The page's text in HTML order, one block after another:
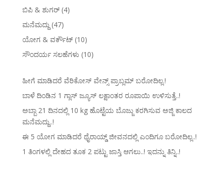
ಬಿಪಿ & ಶುಗರ್(4)
ಮನೆಮದ್ದು (47)
ಯೋಗ & ವರ್ಕೌಟ್(10)
ಸೌಂದರ್ಯ ಸಲಹೆಗಳು (10)
ಹೀಗೆ ಮಾಡಿದರೆ ವೆರಿಕೋಸ್‌ ವೇನ್ಸ್‌ ಪ್ರಾಬ್ಲಮ್‌ ಬರೋದಿಲ್ಲ.!
ಬಾಳೆ ದಿಂಡಿನ 1 ಗ್ಲಾಸ್ ಜ್ಯೂಸ್ ಲಕ್ಷಾಂತರ ರೂಪಾಯಿ ಉಳಿಸುತ್ತೆ..!
ಅಬ್ಬಾ 21 ದಿನದಲ್ಲಿ 10 kg ಹೊಟ್ಟೆಯ ಬೊಜ್ಜು ಕರಗಿಸುವ ಅಜ್ಜಿ ಕಾಲದ
ಮನೆಮದ್ದು..!
ಈ 5 ಯೋಗ ಮಾಡಿದರೆ ಥೈರಾಯ್ಡ್‌ ಜೀವನದಲ್ಲಿ ಎಂದಿಗೂ ಬರೋದಿಲ್ಲ..!
1 ತಿಂಗಳಲ್ಲಿ ದೇಹದ ತೂಕ 2 ಪಟ್ಟು ಜಾಸ್ತಿ ಆಗಲು..! ಇದನ್ನು ತಿನ್ನಿ..!